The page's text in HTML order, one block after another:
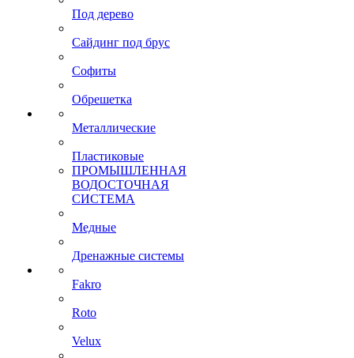
Под дерево
Сайдинг под брус
Софиты
Обрешетка
Металлические
Пластиковые
ПРОМЫШЛЕННАЯ
ВОДОСТОЧНАЯ
СИСТЕМА
Медные
Дренажные системы
Fakro
Roto
Velux